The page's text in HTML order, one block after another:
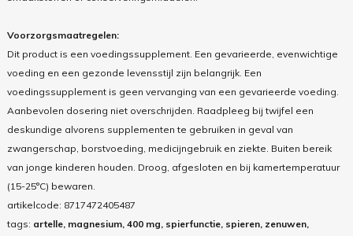
Voorzorgsmaatregelen:
Dit product is een voedingssupplement. Een gevarieerde, evenwichtige
voeding en een gezonde levensstijl zijn belangrijk. Een
voedingssupplement is geen vervanging van een gevarieerde voeding.
Aanbevolen dosering niet overschrijden. Raadpleeg bij twijfel een
deskundige alvorens supplementen te gebruiken in geval van
zwangerschap, borstvoeding, medicijngebruik en ziekte. Buiten bereik
van jonge kinderen houden. Droog, afgesloten en bij kamertemperatuur
(15-25°C) bewaren.
artikelcode: 8717472405487
tags: artelle, magnesium, 400 mg, spierfunctie, spieren, zenuwen,